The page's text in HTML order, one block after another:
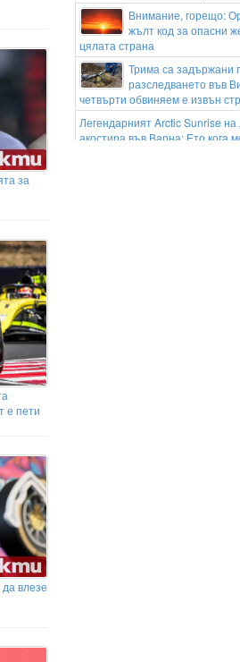
за
е пети
влезе
Внимание, горещо:
жълт код за опасни
цялата страна
Трима са задържани
разследването във
четвърти обвиняем е извън
Легендарният Arctic Sunrise на
акостира във Варна: Ето кога